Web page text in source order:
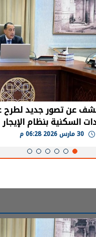
توقف الأنشطة في
لعودة معدلات الإنتاج